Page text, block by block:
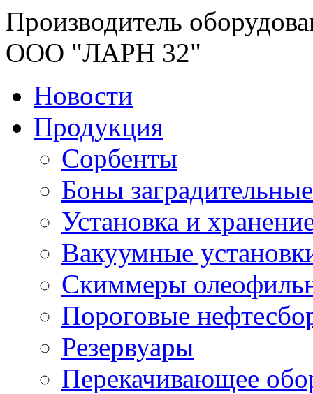
Производитель
ООО "ЛАРН 32"
Новости
Продукция
Сорбенты
Боны заградительные
Установка и
Вакуумные
Скиммеры
Пороговые
Резервуары
Перекачивающее